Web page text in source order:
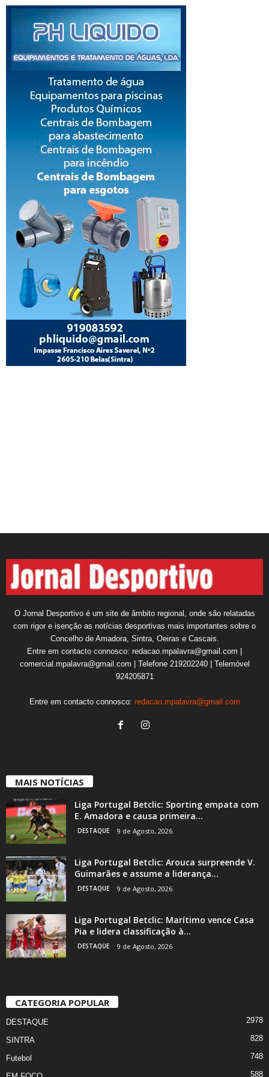
O Jornal Desportivo é um site de âmbito regional, onde são relatadas
com rigor e isenção as notícias desportivas mais importantes sobre o
Concelho de Amadora, Sintra, Oeiras e Cascais.
Entre em contacto connosco: redacao.mpalavra@gmail.com |
comercial.mpalavra@gmail.com | Telefone 219202240 | Telemóvel
924205871
Entre em contacto connosco: redacao.mpalavra@gmail.com
MAIS NOTÍCIAS
Liga Portugal Betclic: Sporting empata com
E. Amadora e causa primeira...
DESTAQUE 9 de Agosto, 2026
Liga Portugal Betclic: Arouca surpreende V.
Guimarães e assume a liderança...
DESTAQUE 9 de Agosto, 2026
Liga Portugal Betclic: Marítimo vence Casa
Pia e lidera classificação à...
DESTAQUE 9 de Agosto, 2026
CATEGORIA POPULAR
DESTAQUE 2978
SINTRA 828
Futebol 748
588